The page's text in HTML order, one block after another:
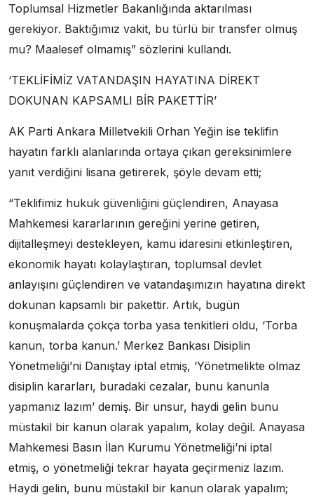
Toplumsal Hizmetler Bakanlığında aktarılması
gerekiyor. Baktığımız vakit, bu türlü bir transfer olmuş
mu? Maalesef olmamış” sözlerini kullandı.
‘TEKLİFİMİZ VATANDAŞIN HAYATINA DİREKT
DOKUNAN KAPSAMLI BİR PAKETTİR’
AK Parti Ankara Milletvekili Orhan Yeğin ise teklifin
hayatın farklı alanlarında ortaya çıkan gereksinimlere
yanıt verdiğini lisana getirerek, şöyle devam etti;
“Teklifimiz hukuk güvenliğini güçlendiren, Anayasa
Mahkemesi kararlarının gereğini yerine getiren,
dijitalleşmeyi destekleyen, kamu idaresini etkinleştiren,
ekonomik hayatı kolaylaştıran, toplumsal devlet
anlayışını güçlendiren ve vatandaşımızın hayatına direkt
dokunan kapsamlı bir pakettir. Artık, bugün
konuşmalarda çokça torba yasa tenkitleri oldu, ‘Torba
kanun, torba kanun.’ Merkez Bankası Disiplin
Yönetmeliği’ni Danıştay iptal etmiş, ‘Yönetmelikte olmaz
disiplin kararları, buradaki cezalar, bunu kanunla
yapmanız lazım’ demiş. Bir unsur, haydi gelin bunu
müstakil bir kanun olarak yapalım, kolay değil. Anayasa
Mahkemesi Basın İlan Kurumu Yönetmeliği’ni iptal
etmiş, o yönetmeliği tekrar hayata geçirmeniz lazım.
Haydi gelin, bunu müstakil bir kanun olarak yapalım;